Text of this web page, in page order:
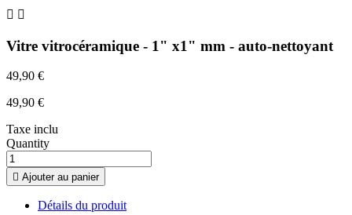
 
Vitre vitrocéramique - 1" x1" mm - auto-nettoyant
49,90 €
49,90 €
Taxe inclu
Quantity
 Ajouter au panier
Détails du produit